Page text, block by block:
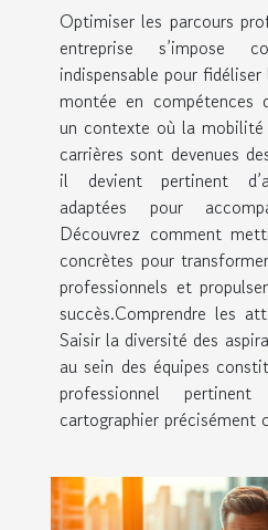
Optimiser les parcours
entreprise s’impose
indispensable pour
montée en compétences
un contexte où la
carrières sont devenues
il devient pertinent
adaptées pour
Découvrez comment
concrètes pour
professionnels et
succès.Comprendre les
Saisir la diversité des
au sein des équipes
professionnel
cartographier précisément